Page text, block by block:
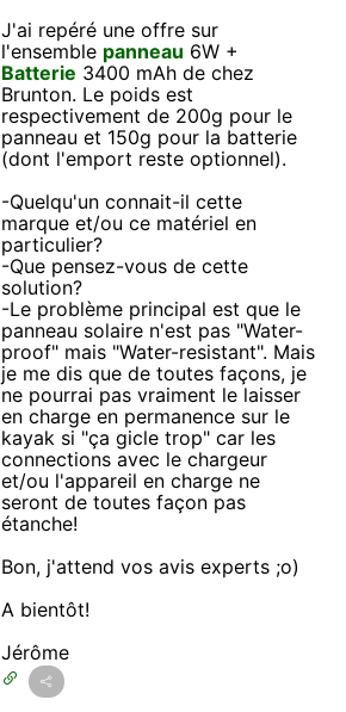
J'ai repéré une offre sur
l'ensemble panneau 6W +
Batterie 3400 mAh de chez
Brunton. Le poids est
respectivement de 200g pour le
panneau et 150g pour la batterie
(dont l'emport reste optionnel).
-Quelqu'un connait-il cette
marque et/ou ce matériel en
particulier?
-Que pensez-vous de cette
solution?
-Le problème principal est que le
panneau solaire n'est pas "Water-
proof" mais "Water-resistant". Mais
je me dis que de toutes façons, je
ne pourrai pas vraiment le laisser
en charge en permanence sur le
kayak si "ça gicle trop" car les
connections avec le chargeur
et/ou l'appareil en charge ne
seront de toutes façon pas
étanche!
Bon, j'attend vos avis experts ;o)
A bientôt!
Jérôme